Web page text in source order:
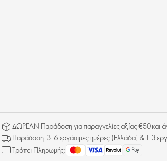
ΔΩΡΕΑΝ Παράδοση για παραγγελίες αξίας €50 και
Παράδοση: 3-6 εργάσιμες ημέρες (Ελλάδα) & 1-3
Τρόποι Πληρωμής: